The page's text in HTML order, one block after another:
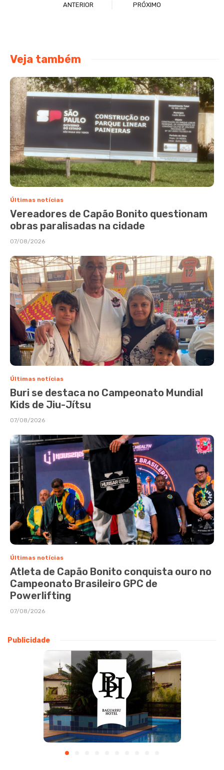
ANTERIOR PRÓXIMO
Veja também
Últimas notícias
Vereadores de Capão Bonito questionam
obras paralisadas na cidade
07/08/2026
Últimas notícias
Buri se destaca no Campeonato Mundial
Kids de Jiu-Jítsu
07/08/2026
Últimas notícias
Atleta de Capão Bonito conquista ouro no
Campeonato Brasileiro GPC de
Powerlifting
07/08/2026
Publicidade